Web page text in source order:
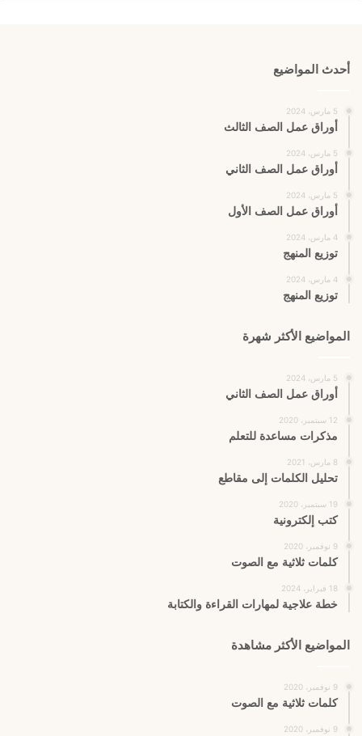
أحدث المواضيع
5 مارس، 2024
أوراق عمل الصف الثالث
5 مارس، 2024
أوراق عمل الصف الثاني
5 مارس، 2024
أوراق عمل الصف الأول
4 مارس، 2024
توزيع المنهج
4 مارس، 2024
توزيع المنهج
المواضيع الأكثر شهرة
5 مارس، 2024
أوراق عمل الصف الثاني
12 سبتمبر، 2020
مذكرات مساعدة للتعلم
8 مارس، 2021
تحليل الكلمات إلى مقاطع
19 سبتمبر، 2020
كتب إلكترونية
9 نوفمبر، 2020
كلمات ثلاثية مع الصوت
18 فبراير، 2024
خطة علاجية لمهارات القراءة والكتابة
المواضيع الأكثر مشاهدة
9 نوفمبر، 2020
كلمات ثلاثية مع الصوت
9 نوفمبر، 2020